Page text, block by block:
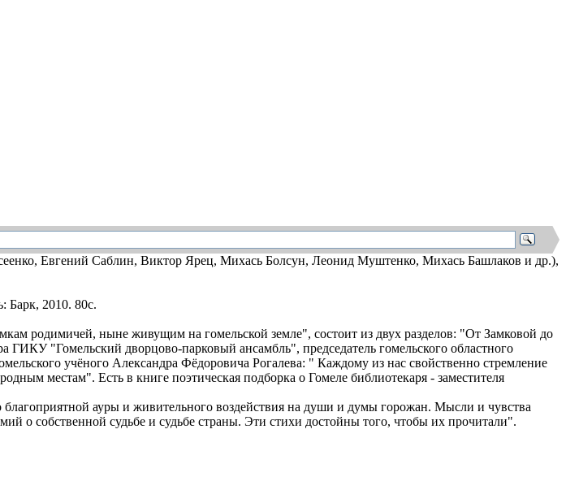
Евгений Саблин, Виктор Ярец, Михась Болсун, Леонид Муштенко, Михась Башлаков и др.),
родимичей, ныне живущим на гомельской земле", состоит из двух разделов: "От Замковой до
ГИКУ "Гомельский дворцово-парковый ансамбль", председатель гомельского областного
учёного Александра Фёдоровича Рогалева: " Каждому из нас свойственно стремление
местам". Есть в книге поэтическая подборка о Гомеле библиотекаря - заместителя
ауры и живительного воздействия на души и думы горожан. Мысли и чувства
о собственной судьбе и судьбе страны. Эти стихи достойны того, чтобы их прочитали".